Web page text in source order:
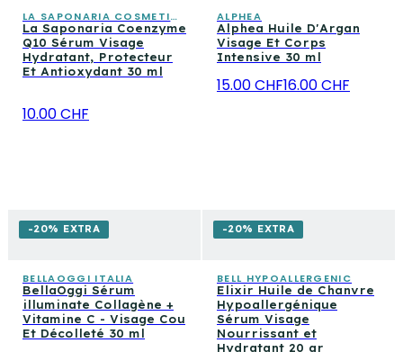
LA SAPONARIA COSMETICA CONSAPEVOLE
La Saponaria Coenzyme
Q10 Sérum Visage
Hydratant, Protecteur
Et Antioxydant 30 ml
10.00 CHF
ALPHEA
Alphea Huile D'Argan
Visage Et Corps
Intensive 30 ml
15.00 CHF16.00 CHF
-20% EXTRA
BELLAOGGI ITALIA
BellaOggi Sérum
illuminate Collagène +
Vitamine C - Visage Cou
Et Décolleté 30 ml
-20% EXTRA
BELL HYPOALLERGENIC
Elixir Huile de Chanvre
Hypoallergénique
Sérum Visage
Nourrissant et
Hydratant 20 gr